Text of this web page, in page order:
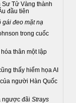
Tử Vàng thành
đầu tiên
gái đeo mặt nạ
trong cuốc
thân một lập
thấy hiểm họa AI
người Hàn Quốc
ngược đãi Strays